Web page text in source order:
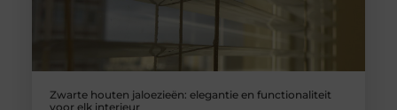
Zwarte houten jaloezieën: elegantie en functionaliteit
voor elk interieur